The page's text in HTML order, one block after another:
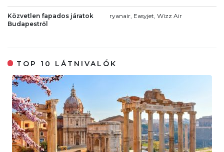
Közvetlen fapados járatok
Budapestről
ryanair, Easyjet, Wizz Air
TOP 10 LÁTNIVALÓK